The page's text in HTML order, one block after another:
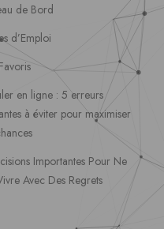
de Bord
d’Emploi
en ligne : 5 erreurs
à éviter pour maximiser
Importantes Pour Ne
Avec Des Regrets